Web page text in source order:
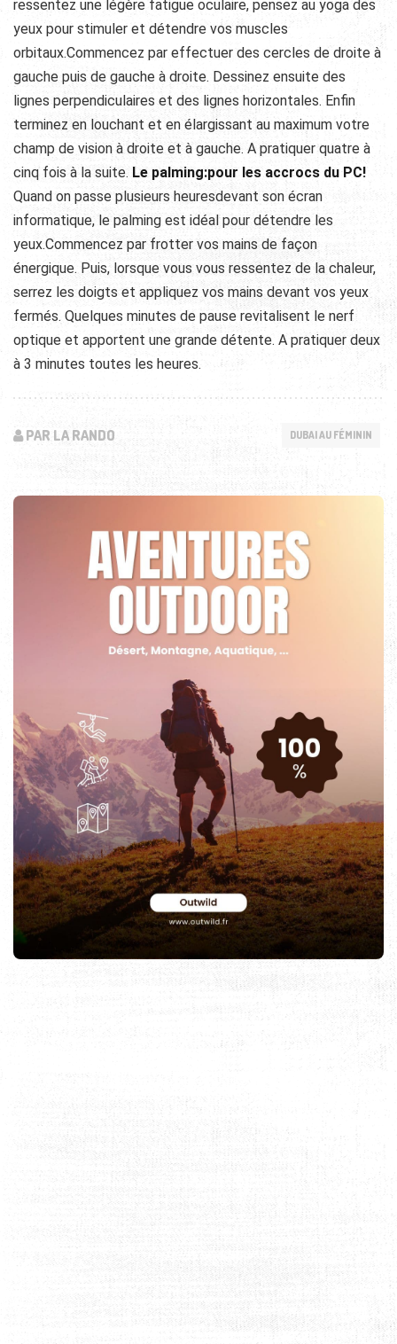
ressentez une légère fatigue oculaire, pensez au yoga des
yeux pour stimuler et détendre vos muscles
orbitaux.Commencez par effectuer des cercles de droite à
gauche puis de gauche à droite. Dessinez ensuite des
lignes perpendiculaires et des lignes horizontales. Enfin
terminez en louchant et en élargissant au maximum votre
champ de vision à droite et à gauche. A pratiquer quatre à
cinq fois à la suite. Le palming:pour les accrocs du PC!
Quand on passe plusieurs heuresdevant son écran
informatique, le palming est idéal pour détendre les
yeux.Commencez par frotter vos mains de façon
énergique. Puis, lorsque vous vous ressentez de la chaleur,
serrez les doigts et appliquez vos mains devant vos yeux
fermés. Quelques minutes de pause revitalisent le nerf
optique et apportent une grande détente. A pratiquer deux
à 3 minutes toutes les heures.
PAR LA RANDO DUBAI AU FÉMININ